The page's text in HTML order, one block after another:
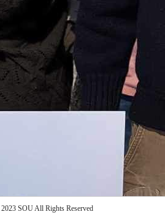
SOU All Rights Reserved